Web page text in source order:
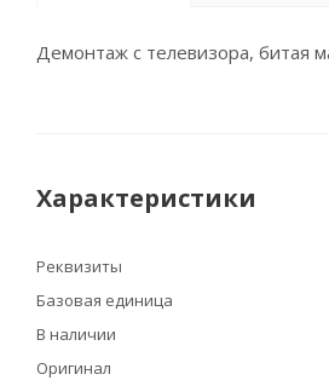
Демонтаж с телевизора, битая
Характеристики
Реквизиты
Базовая единица
В наличии
Оригинал